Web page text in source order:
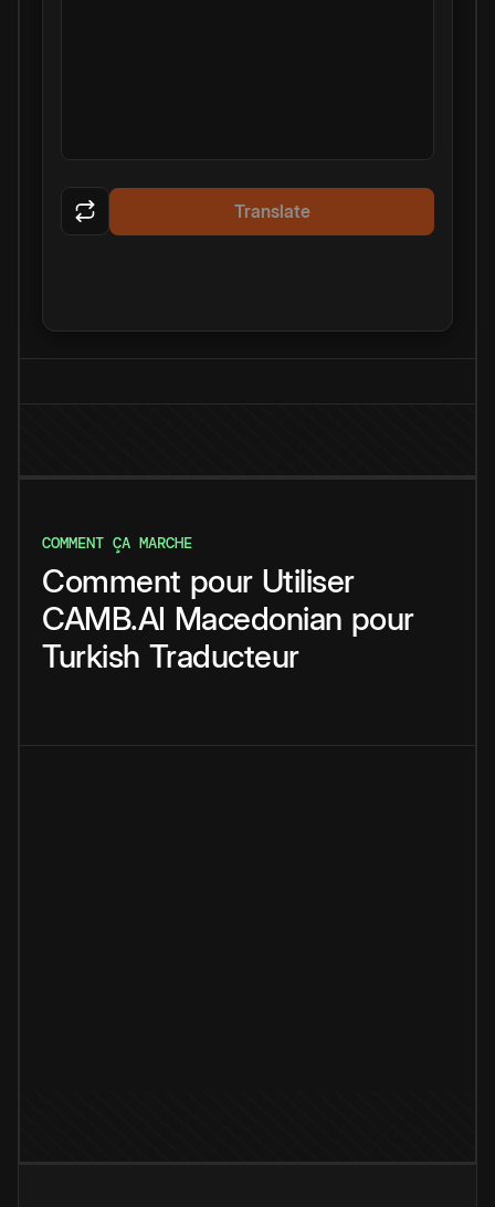
Translate
COMMENT ÇA MARCHE
Comment pour Utiliser
CAMB.AI Macedonian pour
Turkish Traducteur